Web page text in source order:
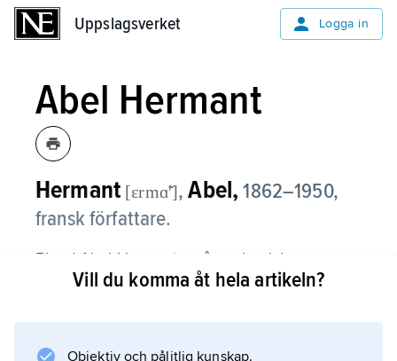
Uppslagsverket Logga in
Abel Hermant
Hermant [ɛrmɑ̃ʹ],Abel, 1862–1950,
fransk författare.
Bland Abel Hermants många ironiska
sedeskildringar, som gjorde stor succé, märks
La Dernière Incarnation de monsieur de
Vill du komma åt hela artikeln?
Objektiv och pålitlig kunskap.